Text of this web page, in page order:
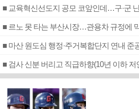
■ 교육혁신선도지 공모 코앞인데…구·군 난
■ 르노 못 타는 부산시장…관용차 규정에
■ 마산 원도심 행정·주거복합단지 연내 준